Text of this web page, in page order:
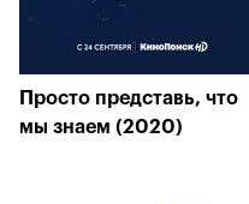
Просто представь, что
мы знаем (2020)